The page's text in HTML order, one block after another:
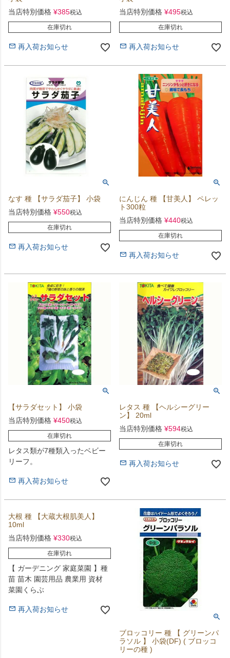
当店特別価格 ¥385税込
在庫切れ
再入荷お知らせ
当店特別価格 ¥495税込
在庫切れ
再入荷お知らせ
なす 種 【サラダ茄子】 小袋
当店特別価格 ¥550税込
在庫切れ
再入荷お知らせ
にんじん 種 【甘美人】 ペレッ
ト300粒
当店特別価格 ¥440税込
在庫切れ
再入荷お知らせ
【サラダセット】 小袋
当店特別価格 ¥450税込
在庫切れ
レタス類が7種類入ったベビー
リーフ。
再入荷お知らせ
レタス 種 【ヘルシーグリー
ン】 20ml
当店特別価格 ¥594税込
在庫切れ
再入荷お知らせ
大根 種 【大蔵大根肌美人】
10ml
当店特別価格 ¥330税込
在庫切れ
【 ガーデニング 家庭菜園 】種
苗 苗木 園芸用品 農業用 資材
菜園くらぶ
再入荷お知らせ
ブロッコリー 種 【 グリーンパ
ラソル 】 小袋(DF) ( ブロッコ
リーの種 )